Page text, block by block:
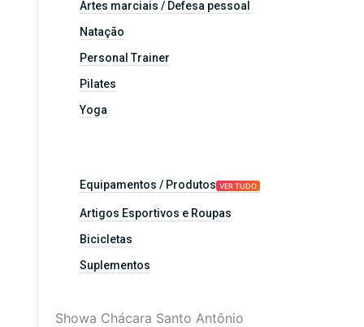
Artes marciais / Defesa pessoal
Natação
Personal Trainer
Pilates
Yoga
Equipamentos / Produtos VER TUDO
Artigos Esportivos e Roupas
Bicicletas
Suplementos
Showa Chácara Santo Antônio